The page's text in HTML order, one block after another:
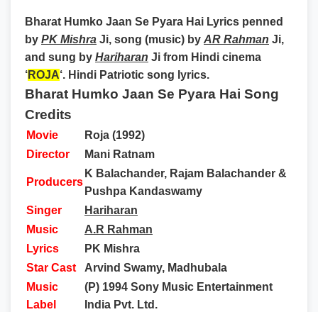
Bharat Humko Jaan Se Pyara Hai Lyrics penned
by PK Mishra Ji, song (music) by AR Rahman Ji,
and sung by Hariharan Ji from Hindi cinema
‘ROJA‘. Hindi Patriotic song lyrics.
Bharat Humko Jaan Se Pyara Hai Song
Credits
Movie
Roja (1992)
Director
Mani Ratnam
Producers
K Balachander, Rajam Balachander &
Pushpa Kandaswamy
Singer
Hariharan
Music
A.R Rahman
Lyrics
PK Mishra
Star Cast
Arvind Swamy, Madhubala
Music
Label
(P) 1994 Sony Music Entertainment
India Pvt. Ltd.